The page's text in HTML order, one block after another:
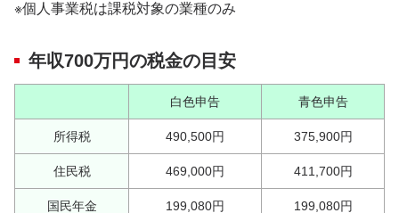
※個人事業税は課税対象の業種のみ
年収700万円の税金の目安
白色申告 青色申告
所得税 490,500円 375,900円
住民税 469,000円 411,700円
国民年金 199,080円 199,080円